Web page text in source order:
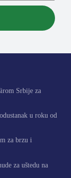
Srbije za
u roku od
za brzu i
za uštedu na